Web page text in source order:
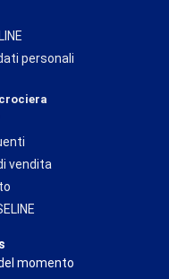
personali
vendita
momento